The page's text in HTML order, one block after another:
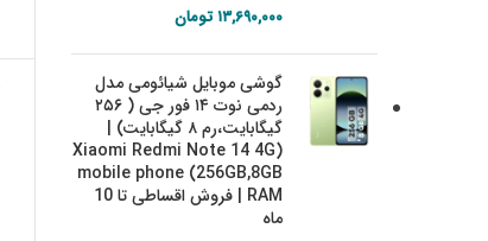
۱۳,۶۹۰,۰۰۰تومان
۱۳,۶۹۰,۰۰۰ تومان
through
۱۳,۷۰۰,۰۰۰ تومان
گوشی موبایل شیائومی مدل
ردمی نوت ۱۴ فور جی ( ۲۵۶
گیگابایت،‌رم ۸ گیگابایت) |
(Xiaomi Redmi Note 14 4G
mobile phone (256GB,8GB
RAM | فروش اقساطی تا 10
ماه